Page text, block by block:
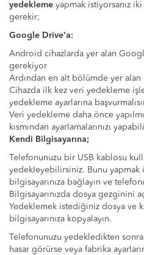
yedekleme yapmak istiyorsanız
gerekir;
Google Drive'a:
Android cihazlarda yer alan
gerekiyor
Ardından en alt bölümde yer alan
Cihazda ilk kez veri yedekleme
yedekleme ayarlarına
Veri yedekleme daha önce
kısmından ayarlamalarınızı
Kendi Bilgisayarına;
Telefonunuzu bir USB kablosu
yedekleyebilirsiniz. Bunu yapmak
bilgisayarınıza bağlayın ve
Bilgisayarınızda dosya gezginini
Yedeklemek istediğiniz dosya ve
bilgisayarınıza kopyalayın.
Telefonunuzu yedekledikten
hasar görürse veya fabrika